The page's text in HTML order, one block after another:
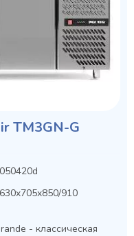
TM3GN-G
910
- классическая